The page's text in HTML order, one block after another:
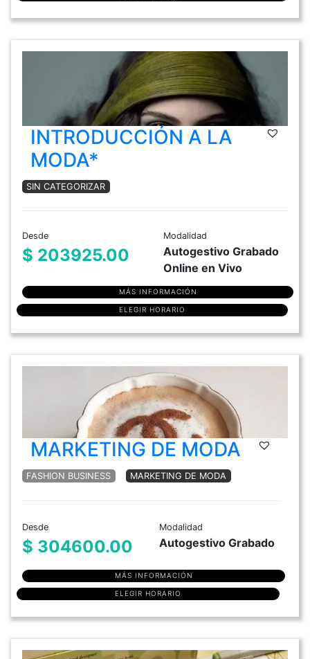
INTRODUCCIÓN A LA
MODA*
SIN CATEGORIZAR
Desde
$ 203925.00
Modalidad
Autogestivo Grabado
Online en Vivo
MÁS INFORMACIÓN
ELEGIR HORARIO
MARKETING DE MODA
FASHION BUSINESS MARKETING DE MODA
Desde
$ 304600.00
Modalidad
Autogestivo Grabado
MÁS INFORMACIÓN
ELEGIR HORARIO